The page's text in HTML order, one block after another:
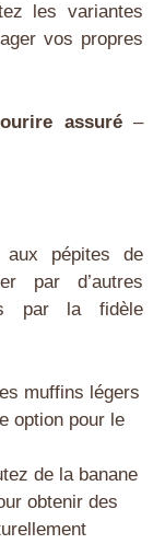
les variantes
vos propres
assuré–
pépites de
par d’autres
par la fidèle
muffins légers
option pour le
de la banane
obtenir des